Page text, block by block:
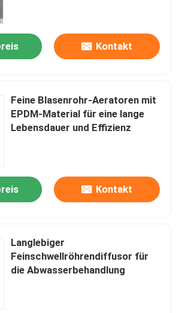
Kontakt
Feine Blasenrohr-Aeratoren mit
EPDM-Material für eine lange
Lebensdauer und Effizienz
Kontakt
Langlebiger
Feinschwellröhrendiffusor für
die Abwasserbehandlung